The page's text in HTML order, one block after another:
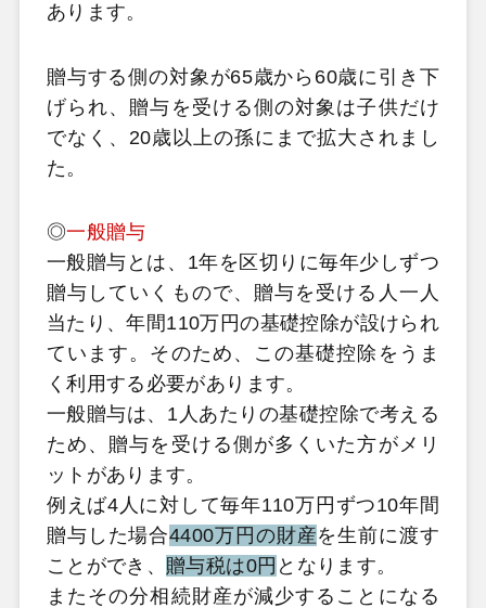
あります。
贈与する側の対象が65歳から60歳に引き下
げられ、贈与を受ける側の対象は子供だけ
でなく、20歳以上の孫にまで拡大されまし
た。
◎一般贈与
一般贈与とは、1年を区切りに毎年少しずつ
贈与していくもので、贈与を受ける人一人
当たり、年間110万円の基礎控除が設けられ
ています。そのため、この基礎控除をうま
く利用する必要があります。
一般贈与は、1人あたりの基礎控除で考える
ため、贈与を受ける側が多くいた方がメリ
ットがあります。
例えば4人に対して毎年110万円ずつ10年間
贈与した場合4400万円の財産を生前に渡す
ことができ、 贈与税は0円 となります。
またその分相続財産が減少することになる